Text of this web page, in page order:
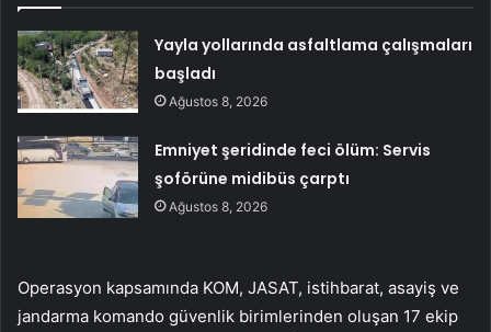
Yayla yollarında asfaltlama çalışmaları
başladı
Ağustos 8, 2026
Emniyet şeridinde feci ölüm: Servis
şoförüne midibüs çarptı
Ağustos 8, 2026
Operasyon kapsamında KOM, JASAT, istihbarat, asayiş ve
jandarma komando güvenlik birimlerinden oluşan 17 ekip